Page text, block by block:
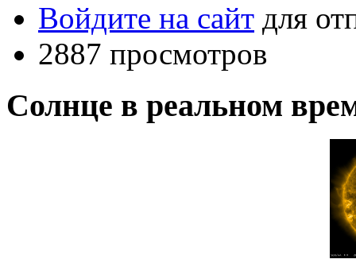
Войдите на сайт для
2887 просмотров
Солнце в реальном